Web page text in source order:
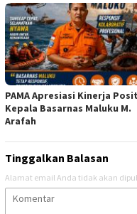
PAMA Apresiasi Kinerja
Kepala Basarnas Maluku M.
Arafah
Tinggalkan Balasan
Alamat email Anda tidak akan